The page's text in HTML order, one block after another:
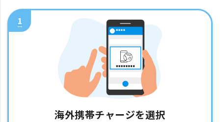
1
海外携帯チャージを選択